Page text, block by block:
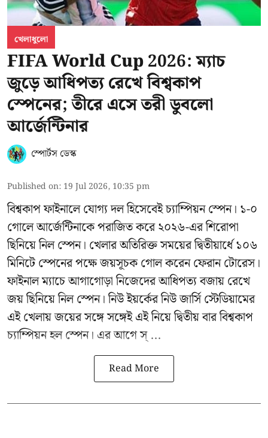
খেলাধুলো
FIFA World Cup 2026: ম্যাচ
জুড়ে আধিপত্য রেখে বিশ্বকাপ
স্পেনের; তীরে এসে তরী ডুবলো
আর্জেন্টিনার
স্পোর্টস ডেস্ক
Published on: 19 Jul 2026, 10:35 pm
বিশ্বকাপ ফাইনালে যোগ্য দল হিসেবেই চ্যাম্পিয়ন স্পেন। ১-০
গোলে আর্জেন্টিনাকে পরাজিত করে ২০২৬-এর শিরোপা
ছিনিয়ে নিল স্পেন। খেলার অতিরিক্ত সময়ের দ্বিতীয়ার্ধে ১০৬
মিনিটে স্পেনের পক্ষে জয়সূচক গোল করেন ফেরান টোরেস।
ফাইনাল ম্যাচে আগাগোড়া নিজেদের আধিপত্য বজায় রেখে
জয় ছিনিয়ে নিল স্পেন। নিউ ইয়র্কের নিউ জার্সি স্টেডিয়ামের
এই খেলায় জয়ের সঙ্গে সঙ্গেই এই নিয়ে দ্বিতীয় বার বিশ্বকাপ
চ্যাম্পিয়ন হল স্পেন। এর আগে স্ ...
Read More